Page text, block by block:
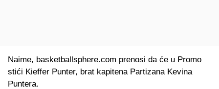
Naime, basketballsphere.com prenosi da će u Promo
stići Kieffer Punter, brat kapitena Partizana Kevina
Puntera.